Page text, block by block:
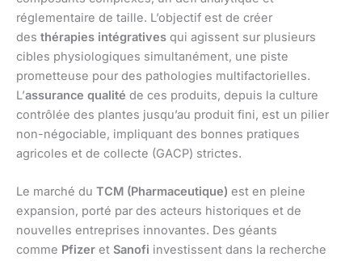
réglementaire de taille. L’objectif est de créer
des thérapies intégratives qui agissent sur plusieurs
cibles physiologiques simultanément, une piste
prometteuse pour des pathologies multifactorielles.
L’assurance qualité de ces produits, depuis la culture
contrôlée des plantes jusqu’au produit fini, est un pilier
non-négociable, impliquant des bonnes pratiques
agricoles et de collecte (GACP) strictes.
Le marché du TCM (Pharmaceutique) est en pleine
expansion, porté par des acteurs historiques et de
nouvelles entreprises innovantes. Des géants
comme Pfizer et Sanofi investissent dans la recherche